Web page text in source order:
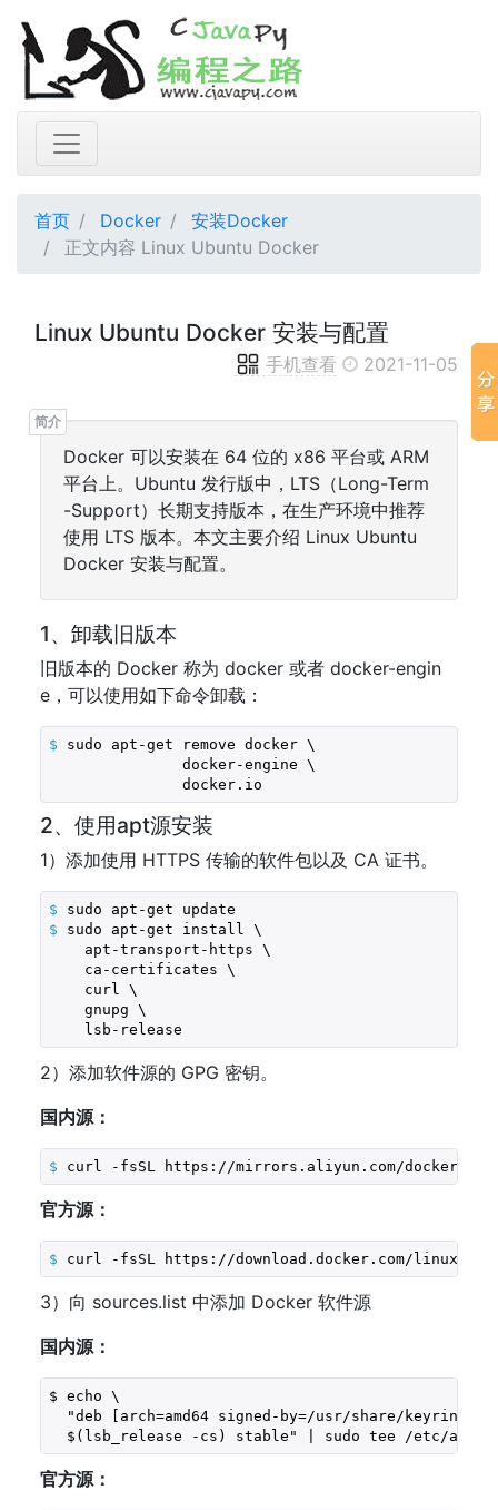
首页 Docker
安装Docker
正文内容 Linux Ubuntu Docker
Linux Ubuntu Docker 安装与配置
手机查看 2021-11-05
Docker 可以安装在 64 位的 x86 平台或 ARM
平台上。Ubuntu 发行版中，LTS（Long-Term
-Support）长期支持版本，在生产环境中推荐
使用 LTS 版本。本文主要介绍 Linux Ubuntu
Docker 安装与配置。
1、卸载旧版本
旧版本的 Docker 称为 docker 或者 docker-engin
e，可以使用如下命令卸载：
$ sudo apt-get remove docker \
               docker-engine \
2、使用apt源安装
1）添加使用 HTTPS 传输的软件包以及 CA 证书。
$ sudo apt-get update
$ sudo apt-get install \
    apt-transport-https \
    ca-certificates \
    curl \
    gnupg \
2）添加软件源的 GPG 密钥。
国内源：
$ curl -fsSL https://mirrors.aliyun.com/docker-ce/
官方源：
$ curl -fsSL https://download.docker.com/linux/
3）向 sources.list 中添加 Docker 软件源
国内源：
$ echo \
"deb [arch=amd64 signed-by=/usr/share/keyrings/
$(lsb_release -cs) stable" | sudo tee /etc/apt/
官方源：